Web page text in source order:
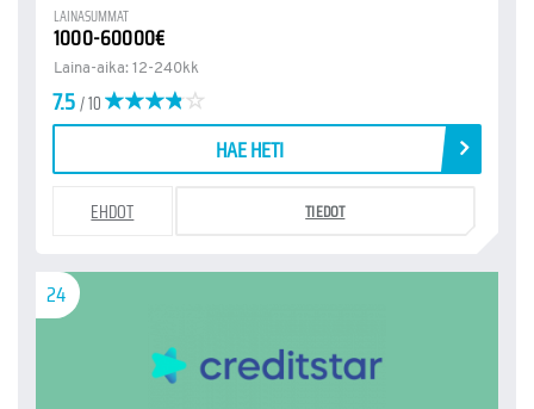
LAINASUMMAT
1000-60000€
Laina-aika: 12-240kk
7.5/ 10
HAE HETI
EHDOT TIEDOT
24